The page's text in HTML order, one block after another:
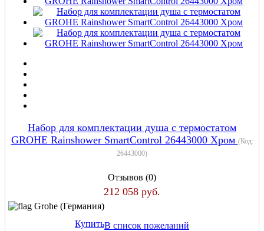
Набор для комплектации душа с термостатом
GROHE Rainshower SmartControl 26443000 Хром (Код:
26443000)
Отзывов (0)
212 058 руб.
Grohe (Германия)
КупитьВ список пожеланий